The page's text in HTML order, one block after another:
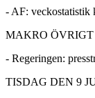
- AF: veckostatistik
MAKRO ÖVRIGT
- Regeringen:
TISDAG DEN 9